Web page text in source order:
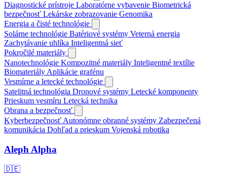
Diagnostické prístroje Laboratórne vybavenie Biometrická
bezpečnosť Lekárske zobrazovanie Genomika
Energia a čisté technológie
Solárne technológie Batériové systémy Veterná energia
Zachytávanie uhlíka Inteligentná sieť
Pokročilé materiály
Nanotechnológie Kompozitné materiály Inteligentné textílie
Biomateriály Aplikácie grafénu
Vesmírne a letecké technológie
Satelitná technológia Dronové systémy Letecké komponenty
Prieskum vesmíru Letecká technika
Obrana a bezpečnosť
Kyberbezpečnosť Autonómne obranné systémy Zabezpečená
komunikácia Dohľad a prieskum Vojenská robotika
Aleph Alpha
🇩🇪